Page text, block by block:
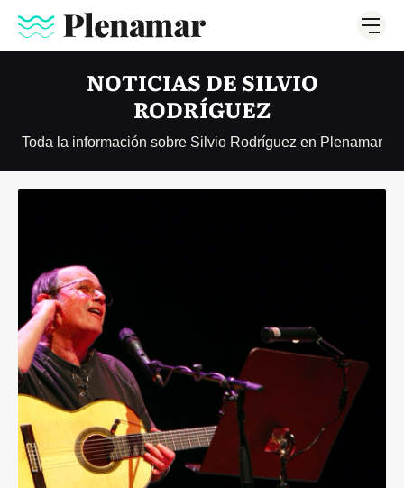
NOTICIAS DE SILVIO
RODRÍGUEZ
Toda la información sobre Silvio Rodríguez en Plenamar